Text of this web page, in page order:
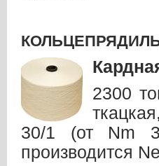
2300
30/1 (от Nm
производится